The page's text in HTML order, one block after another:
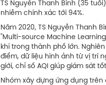
TS Nguyễn Thanh Bình (35
nhiễm chính xác tới 94%.
Năm 2020, TS Nguyễn Thanh
"Multi-source Machine
khí trong thành phố lớn.
điểm, dữ liệu hình ảnh từ vị trí
giới, chỉ số AQI giúp giám sát
Nhóm xây dựng ứng dụng